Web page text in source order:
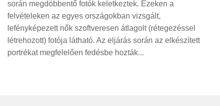
során megdöbbentő fotók keletkeztek. Ezeken a
felvételeken az egyes országokban vizsgált,
lefényképezett nők szoftveresen átlagolt (rétegezéssel
létrehozott) fotója látható. Az eljárás során az elkészített
portrékat megfelelően fedésbe hozták...